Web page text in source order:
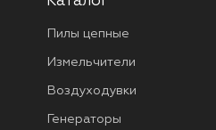
Пилы цепные
Измельчители
Воздуходувки
Генераторы